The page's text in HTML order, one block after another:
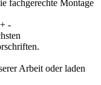
fachgerechte Montage
+ -
Arbeit oder laden